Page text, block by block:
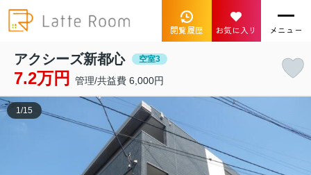
閲覧履歴 お気に入り メニュー
アクシーズ新都心 空室3
7.2万円 管理/共益費 6,000円
1/15